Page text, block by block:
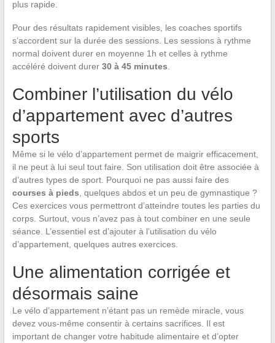
plus rapide.
Pour des résultats rapidement visibles, les coaches sportifs
s’accordent sur la durée des sessions. Les sessions à rythme
normal doivent durer en moyenne 1h et celles à rythme
accéléré doivent durer 30 à 45 minutes
Combiner l’utilisation du vélo
d’appartement avec d’autres
sports
Même si le vélo d’appartement permet de maigrir efficacement,
il ne peut à lui seul tout faire. Son utilisation doit être associée à
d’autres types de sport. Pourquoi ne pas aussi faire des
courses à pieds , quelques abdos et un peu de gymnastique ?
Ces exercices vous permettront d’atteindre toutes les parties du
corps. Surtout, vous n’avez pas à tout combiner en une seule
séance. L’essentiel est d’ajouter à l’utilisation du vélo
d’appartement, quelques autres exercices.
Une alimentation corrigée et
désormais saine
Le vélo d’appartement n’étant pas un remède miracle, vous
devez vous-même consentir à certains sacrifices. Il est
important de changer votre habitude alimentaire et d’opter